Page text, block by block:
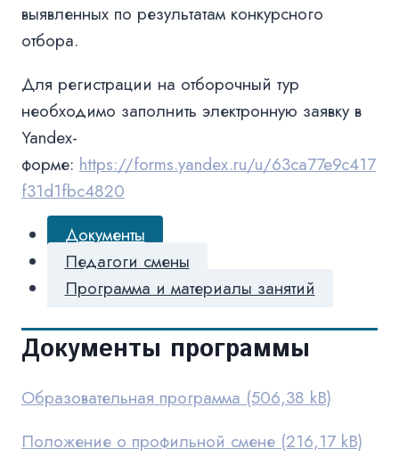
выявленных по результатам конкурсного
отбора.
Для регистрации на отборочный тур
необходимо заполнить электронную заявку в
Yandex-
форме: https://forms.yandex.ru/u/63ca77e9c417
f31d1fbc4820
Документы
Педагоги смены
Программа и материалы занятий
Документы программы
Образовательная программа
Положение о профильной смене